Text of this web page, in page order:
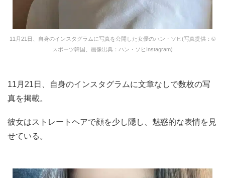
11月21日、自身のインスタグラムに写真を公開した女優のハン・ソヒ(写真提供：©
スポーツ韓国、画像出典：ハン・ソヒInstagram)
11月21日、自身のインスタグラムに文章なしで数枚の写
真を掲載。
彼女はストレートヘアで顔を少し隠し、魅惑的な表情を見
せている。